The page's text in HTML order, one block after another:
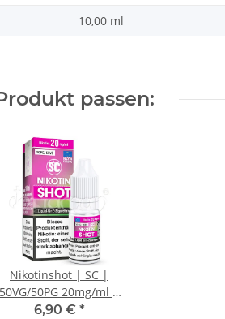
10,00 ml
passen:
Nikotinshot | SC |
50VG/50PG 20mg/ml |
10ml
6,90 € *